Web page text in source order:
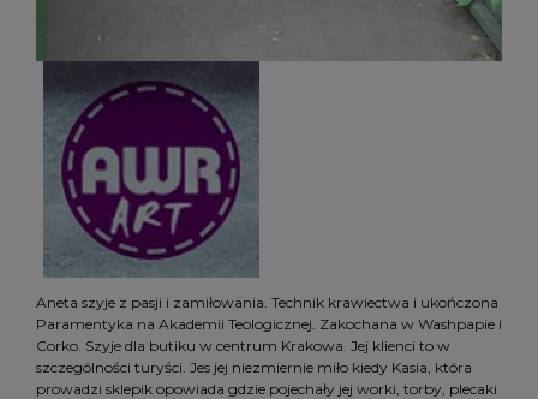
Aneta szyje z pasji i zamiłowania. Technik krawiectwa i ukończona
Paramentyka na Akademii Teologicznej. Zakochana w Washpapie i
Corko. Szyje dla butiku w centrum Krakowa. Jej klienci to w
szczególności turyści. Jes jej niezmiernie miło kiedy Kasia, która
prowadzi sklepik opowiada gdzie pojechały jej worki, torby, plecaki